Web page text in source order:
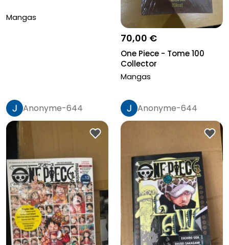
Mangas
70,00 €
One Piece - Tome 100
Collector
Mangas
Anonyme-644 Anonyme-644